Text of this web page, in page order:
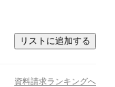
リストに追加する
資料請求ランキングへ